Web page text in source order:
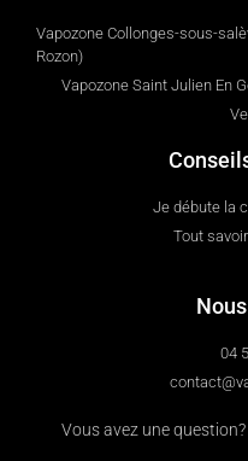
Vapozone Collonges-sous-
Rozon)
Vapozone Saint Julien En
Je débute la
Tout
04
Vous avez une